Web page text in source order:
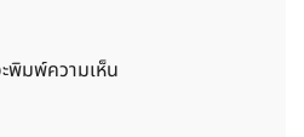
พิมพ์ความเห็น